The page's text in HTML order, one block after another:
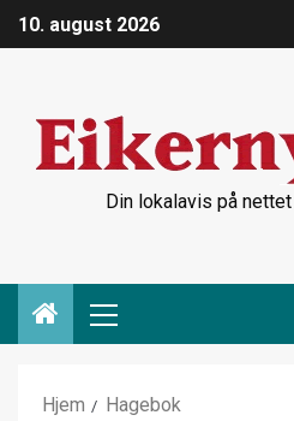
10. august 2026
Din lokalavis på
Hjem Hagebok